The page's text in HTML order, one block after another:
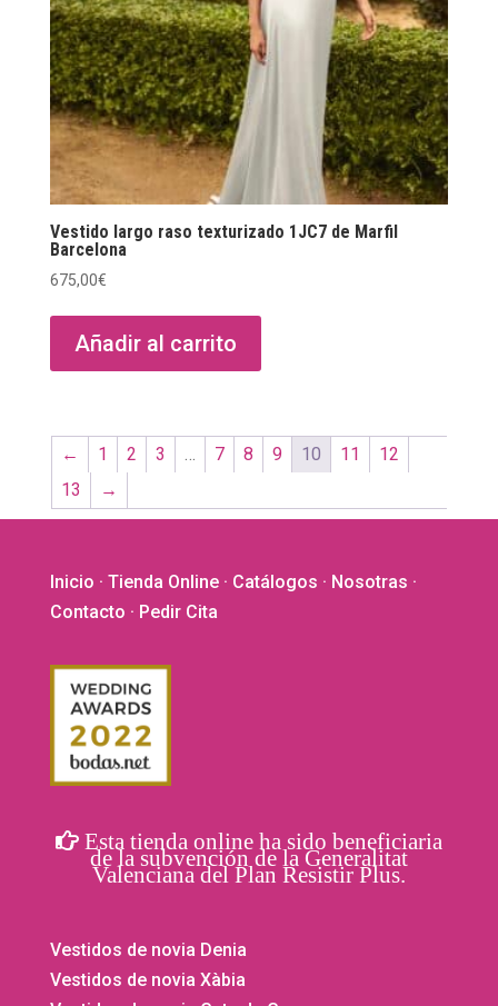
Vestido largo raso texturizado 1JC7 de Marfil
Barcelona
675,00€
Añadir al carrito
← 1 2 3 … 7 8 9 10 11
12
13
→
Inicio · Tienda Online· Catálogos · Nosotras ·
Contacto · Pedir Cita
Esta tienda online ha sido beneficiaria
de la subvención de la Generalitat
Valenciana del Plan Resistir Plus.
Vestidos de novia Denia
Vestidos de novia Xàbia